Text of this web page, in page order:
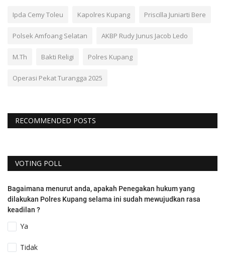
Ipda Cemy Toleu Kapolres Kupang Priscilla Juniarti Bere
Polsek Amfoang Selatan AKBP Rudy Junus Jacob Ledo
M.Th Bakti Religi Polres Kupang
Operasi Pekat Turangga 2025
RECOMMENDED POSTS
VOTING POLL
Bagaimana menurut anda, apakah Penegakan hukum yang
dilakukan Polres Kupang selama ini sudah mewujudkan rasa
keadilan ?
Ya
Tidak